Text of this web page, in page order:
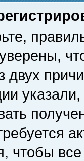
двух
чтобы